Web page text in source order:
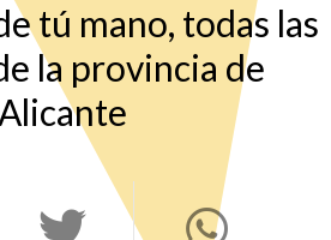
tú mano, todas las
la provincia de
Alicante